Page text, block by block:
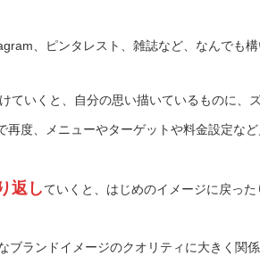
、ピンタレスト、雑誌など、なんでも
ていくと、自分の思い描いているものに、
再度、メニューやターゲットや料金設定な
返していくと、はじめのイメージに戻っ
ブランドイメージのクオリティに大きく関